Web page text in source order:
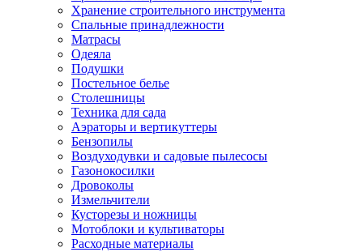
Хранение строительного инструмента
Спальные принадлежности
Матрасы
Одеяла
Подушки
Постельное белье
Столешницы
Техника для сада
Аэраторы и вертикуттеры
Бензопилы
Воздуходувки и садовые пылесосы
Газонокосилки
Дровоколы
Измельчители
Кусторезы и ножницы
Мотоблоки и культиваторы
Расходные материалы